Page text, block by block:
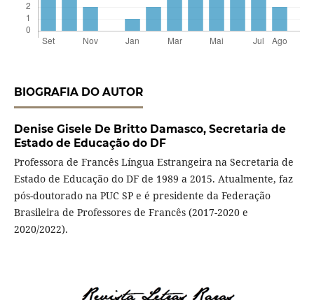
BIOGRAFIA DO AUTOR
Denise Gisele De Britto Damasco, Secretaria de
Estado de Educação do DF
Professora de Francês Língua Estrangeira na Secretaria de
Estado de Educação do DF de 1989 a 2015. Atualmente, faz
pós-doutorado na PUC SP e é presidente da Federação
Brasileira de Professores de Francês (2017-2020 e
2020/2022).